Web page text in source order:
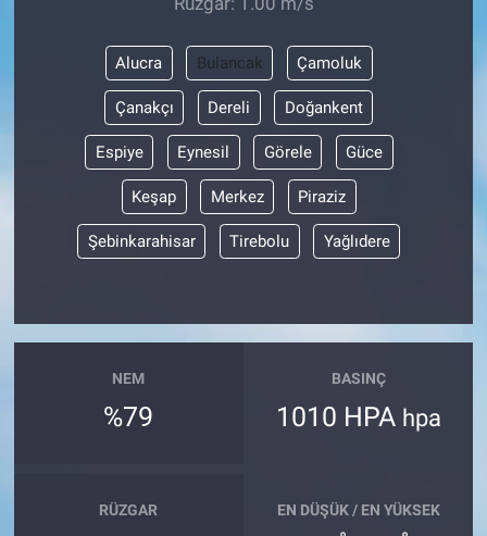
Alucra Bulancak Çamoluk
Çanakçı Dereli Doğankent
Espiye Eynesil Görele Güce
Keşap Merkez Piraziz
Şebinkarahisar Tirebolu Yağlıdere
NEM
%79
BASINÇ
1010 HPA hpa
RÜZGAR EN DÜŞÜK / EN YÜKSEK